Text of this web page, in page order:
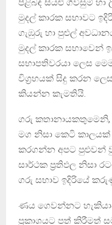
පිළිබඳ සියළු ගිවිසුම් හා
මුදල් කාරක සභාවට
ගැඹුරු හා පුළුල්
මුදල් කාරක සභාවෙන්
සභාපතිවරයා ලෙස
විග්‍රහයක් සිදු කරන
කියන්න කැමතියි.
ගරු කතානායකතුමෙනි,
මග නිසා කෙටි කාලයක්
කරගන්න අපට පුළුවන්
සාර්ථක ප්‍රතිඵල නිසා
ගරු සභාව ඉදිරියේ
ණය ගෙවන්නට හැකියාව
ප්‍රකාශයට පත් කිරීමත්